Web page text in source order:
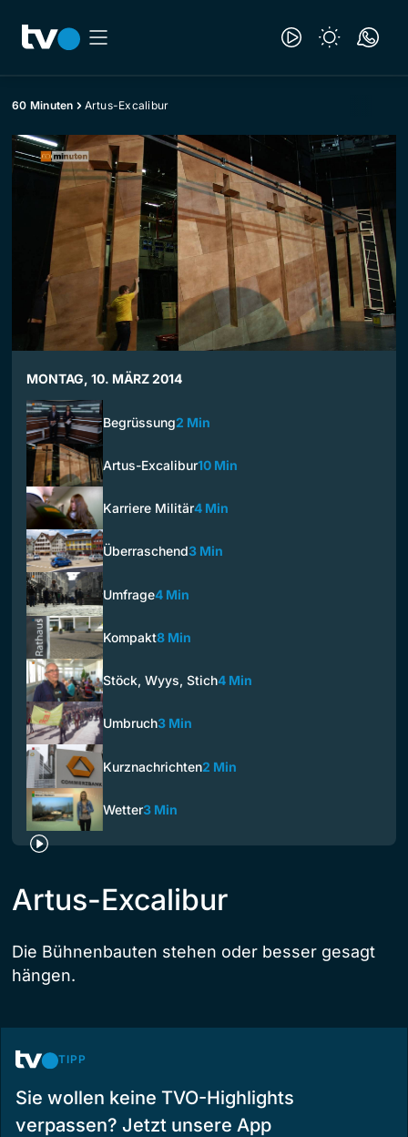
60 Minuten Artus-Excalibur
MONTAG, 10. MÄRZ 2014
Begrüssung2 Min
Artus-Excalibur10 Min
Karriere Militär4 Min
Überraschend3 Min
Umfrage4 Min
Kompakt8 Min
Stöck, Wyys, Stich4 Min
Umbruch3 Min
Kurznachrichten2 Min
Wetter3 Min
Artus-Excalibur
Die Bühnenbauten stehen oder besser gesagt
hängen.
TIPP
Sie wollen keine TVO-Highlights
verpassen? Jetzt unsere App